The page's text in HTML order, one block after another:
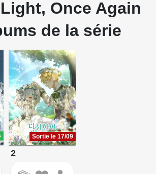
Once Again
de la série
Sortie le 17/09
2